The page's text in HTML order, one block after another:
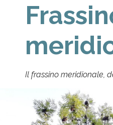
Il frassino meridionale,